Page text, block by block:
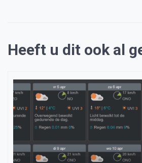
Heeft u dit ook al